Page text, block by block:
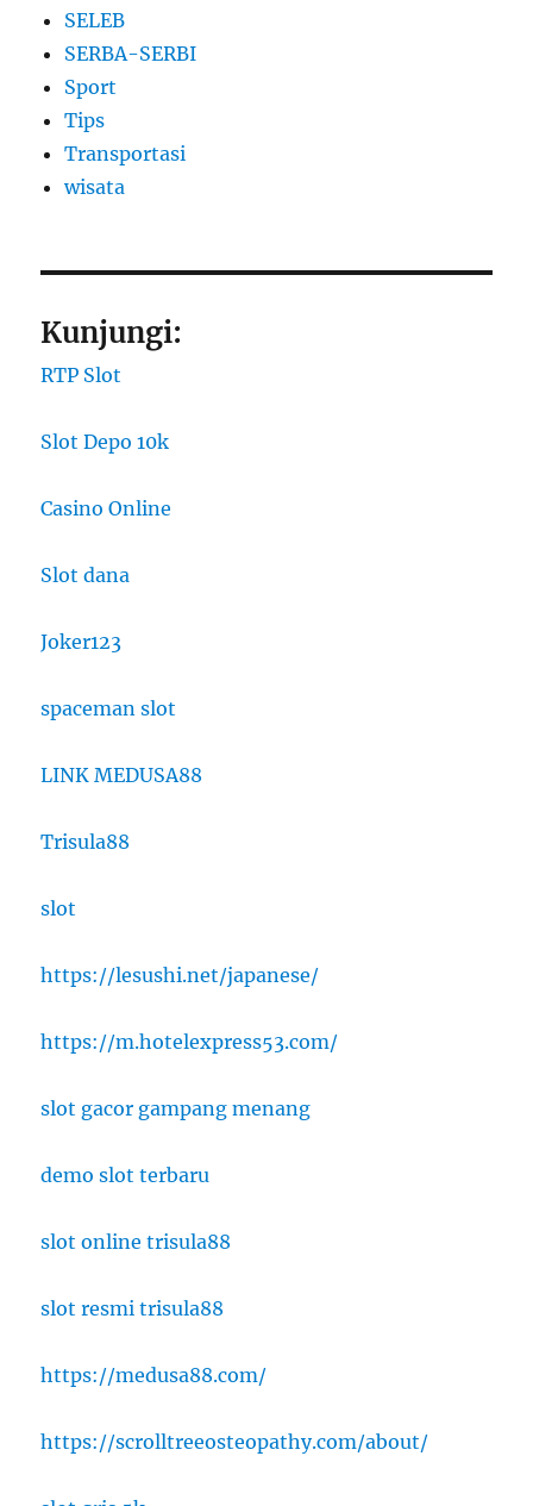
SELEB
SERBA-SERBI
Sport
Tips
Transportasi
wisata
Kunjungi:
RTP Slot
Slot Depo 10k
Casino Online
Slot dana
Joker123
spaceman slot
LINK MEDUSA88
Trisula88
slot
https://lesushi.net/japanese/
https://m.hotelexpress53.com/
slot gacor gampang menang
demo slot terbaru
slot online trisula88
slot resmi trisula88
https://medusa88.com/
https://scrolltreeosteopathy.com/about/